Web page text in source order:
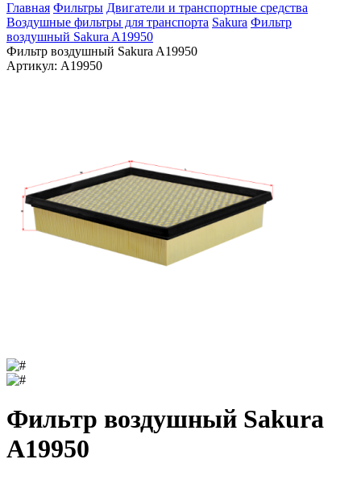
Главная Фильтры Двигатели и транспортные средства
Воздушные фильтры для транспорта Sakura Фильтр
воздушный Sakura A19950
Фильтр воздушный Sakura A19950
Артикул: A19950
Фильтр воздушный Sakura
A19950